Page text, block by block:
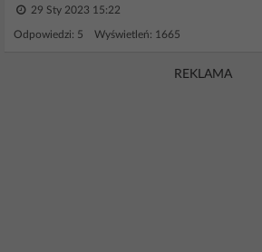
29 Sty 2023 15:22
Odpowiedzi: 5 Wyświetleń: 1665
REKLAMA